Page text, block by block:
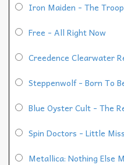
Iron Maiden - The
Free - All Right Now
Creedence Clearwater
Steppenwolf - Born To
Blue Oyster Cult - The
Spin Doctors - Little
Metallica: Nothing Else